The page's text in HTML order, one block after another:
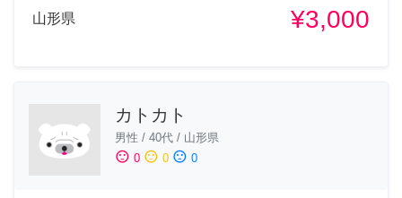
山形県 ¥3,000
カトカト
男性 / 40代 / 山形県
sentiment_satisfied 0 sentiment_neutral 0 sentiment_dissatisfied 0